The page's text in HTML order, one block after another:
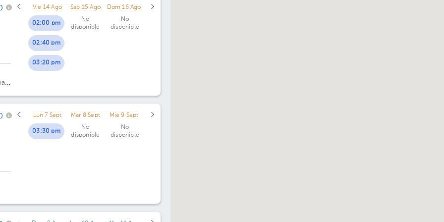
Vie 14 Ago
02:00 pm
02:40 pm
03:20 pm
Sáb 15 Ago
No
disponible
Dom 16 Ago
No
disponible
Lun 7 Sept
03:30 pm
Mar 8 Sept
No
disponible
Mié 9 Sept
No
disponible